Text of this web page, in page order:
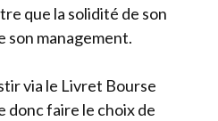
que la solidité de son
son management.
via le Livret Bourse
donc faire le choix de